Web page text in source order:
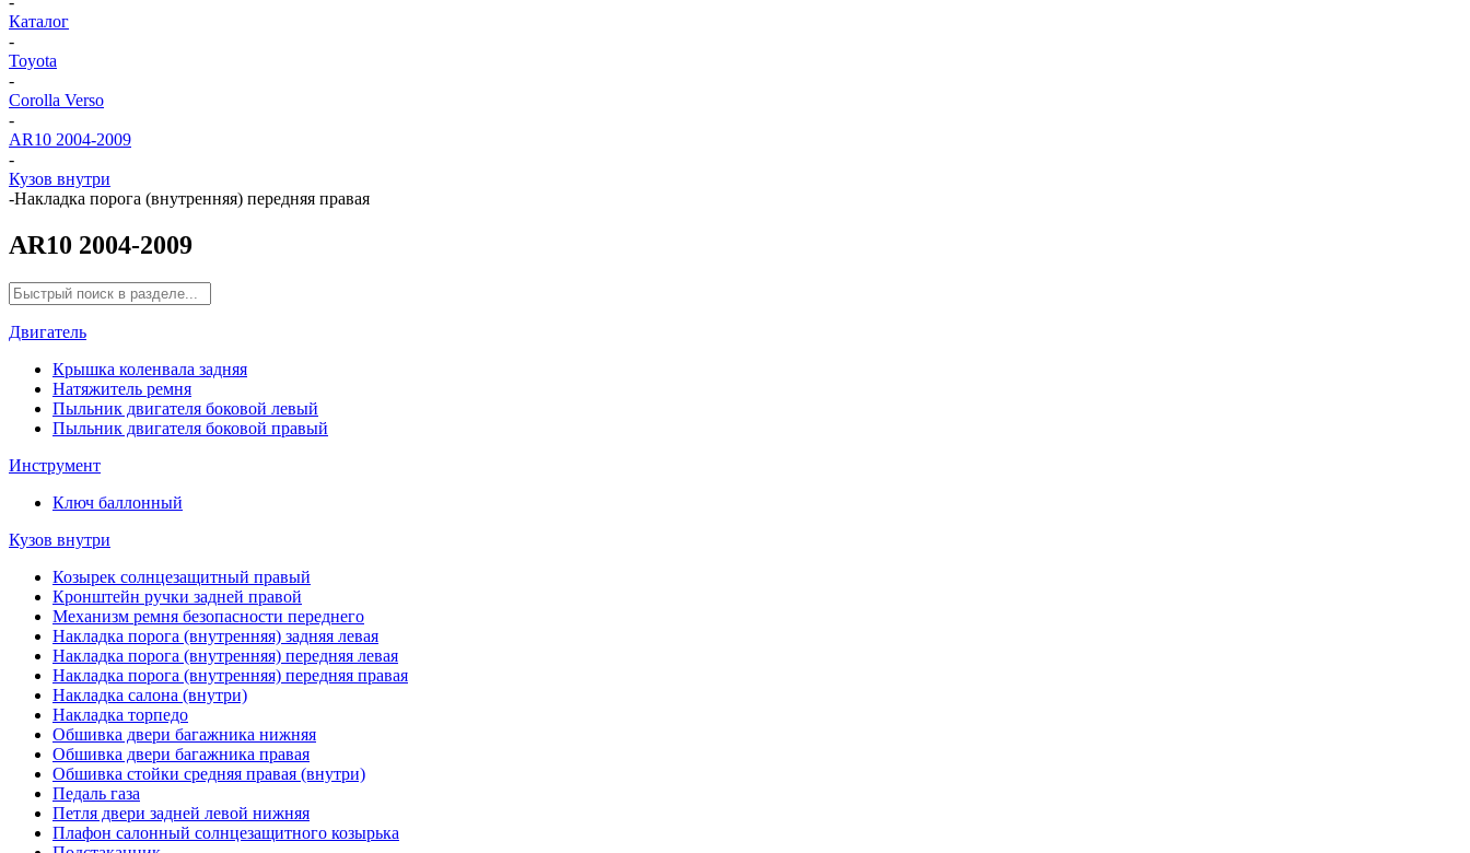
Каталог
-
Toyota
-
Corolla Verso
-
AR10 2004-2009
-
Кузов внутри
-Накладка порога (внутренняя) передняя правая
AR10 2004-2009
Двигатель
Крышка коленвала задняя
Натяжитель ремня
Пыльник двигателя боковой левый
Пыльник двигателя боковой правый
Инструмент
Ключ баллонный
Кузов внутри
Козырек солнцезащитный правый
Кронштейн ручки задней правой
Механизм ремня безопасности переднего
Накладка порога (внутренняя) задняя левая
Накладка порога (внутренняя) передняя левая
Накладка порога (внутренняя) передняя правая
Накладка салона (внутри)
Накладка торпедо
Обшивка двери багажника нижняя
Обшивка двери багажника правая
Обшивка стойки средняя правая (внутри)
Педаль газа
Петля двери задней левой нижняя
Плафон салонный солнцезащитного козырька